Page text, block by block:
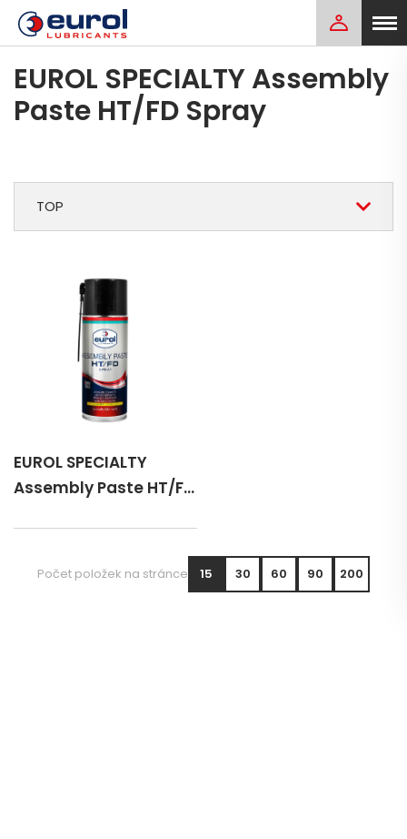
EUROL SPECIALTY Assembly
Paste HT/FD Spray
TOP
EUROL SPECIALTY
Assembly Paste HT/FD
Počet položek na stránce 15 30 60 90 200